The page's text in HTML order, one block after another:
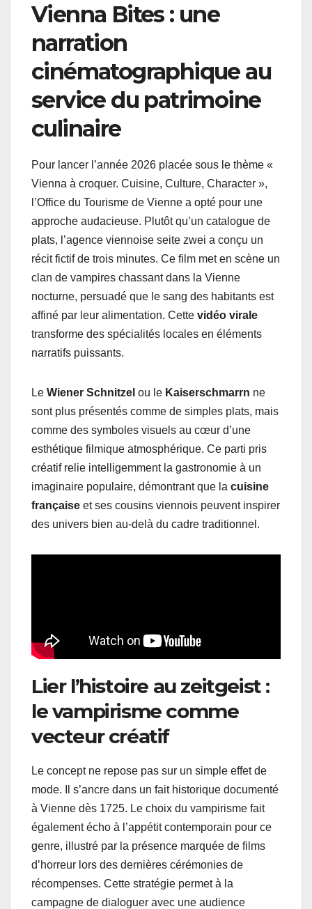
Vienna Bites : une
narration
cinématographique au
service du patrimoine
culinaire
Pour lancer l’année 2026 placée sous le thème «
Vienna à croquer. Cuisine, Culture, Character »,
l’Office du Tourisme de Vienne a opté pour une
approche audacieuse. Plutôt qu’un catalogue de
plats, l’agence viennoise seite zwei a conçu un
récit fictif de trois minutes. Ce film met en scène un
clan de vampires chassant dans la Vienne
nocturne, persuadé que le sang des habitants est
affiné par leur alimentation. Cette vidéo virale
transforme des spécialités locales en éléments
narratifs puissants.
Le Wiener Schnitzel ou le Kaiserschmarrn ne
sont plus présentés comme de simples plats, mais
comme des symboles visuels au cœur d’une
esthétique filmique atmosphérique. Ce parti pris
créatif relie intelligemment la gastronomie à un
imaginaire populaire, démontrant que la cuisine
française et ses cousins viennois peuvent inspirer
des univers bien au-delà du cadre traditionnel.
Lier l’histoire au zeitgeist :
le vampirisme comme
vecteur créatif
Le concept ne repose pas sur un simple effet de
mode. Il s’ancre dans un fait historique documenté
à Vienne dès 1725. Le choix du vampirisme fait
également écho à l’appétit contemporain pour ce
genre, illustré par la présence marquée de films
d’horreur lors des dernières cérémonies de
récompenses. Cette stratégie permet à la
campagne de dialoguer avec une audience